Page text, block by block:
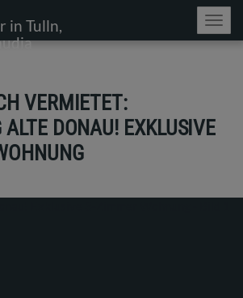
VERMIETET:
ALTE DONAU! EXKLUSIVE